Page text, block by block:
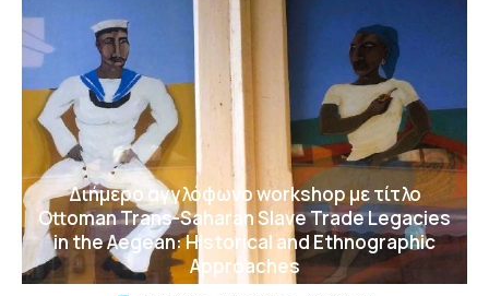
t
Διήμερο αγγλόφωνο workshop με τίτλο
Ottoman Trans-Saharan Slave Trade Legacies
in the Aegean: Historical and Ethnographic
Approaches